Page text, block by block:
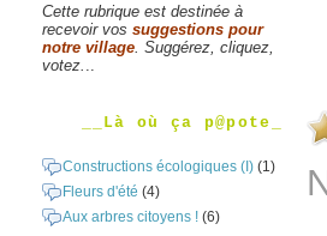
Cette rubrique est destinée à
recevoir vos suggestions pour
notre village . Suggérez, cliquez,
votez.
__Là où ça p@pote_
Constructions écologiques (I) (1)
Fleurs d'été (4)
Aux arbres citoyens ! (6)